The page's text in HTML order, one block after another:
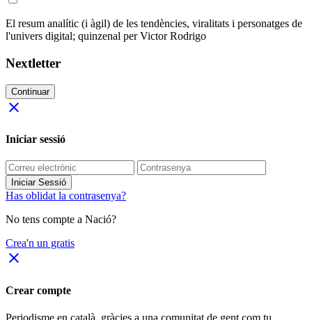
El resum analític (i àgil) de les tendències, viralitats i personatges de
l'univers digital; quinzenal per Victor Rodrigo
Nextletter
Continuar
close
Iniciar sessió
Iniciar Sessió
Has oblidat la contrasenya?
No tens compte a Nació?
Crea'n un gratis
close
Crear compte
Periodisme en català , gràcies a una comunitat de gent com tu